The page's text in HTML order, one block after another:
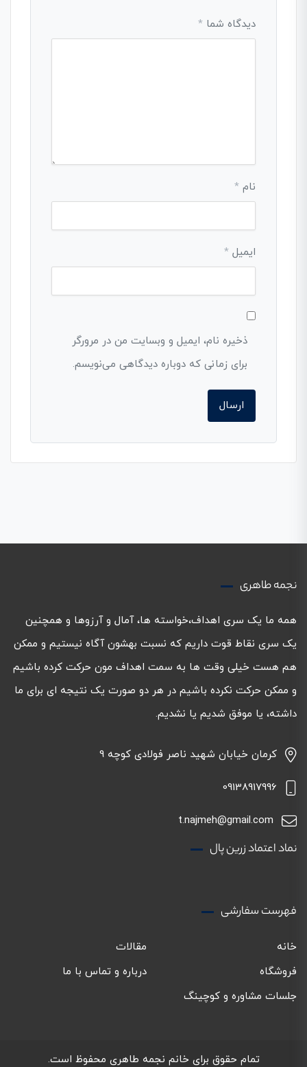
دیدگاه شما *
نام *
ایمیل *
ذخیره نام، ایمیل و وبسایت من در مرورگر
برای زمانی که دوباره دیدگاهی می‌نویسم.
نجمه طاهری
همه ما یک سری اهداف،خواسته ها، آمال و آرزوها و همچنین
یک سری نقاط قوت داریم که نسبت بهشون آگاه نیستیم و ممکن
هم هست خیلی وقت ها به سمت اهداف مون حرکت کرده باشیم
و ممکن حرکت نکرده باشیم در هر دو صورت یک نتیجه ای برای ما
داشته، یا موفق شدیم یا نشدیم.
کرمان خیابان شهید ناصر فولادی کوچه 9
09138917996
t.najmeh@gmail.com
نماد اعتماد زرین پال
فهرست سفارشی
خانه
مقالات
فروشگاه
درباره و تماس با ما
جلسات مشاوره و کوچینگ
تمام حقوق برای خانم نجمه طاهری محفوظ است.